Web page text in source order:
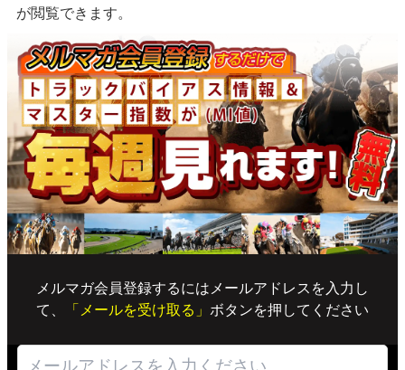
が閲覧できます。
メルマガ会員登録するにはメールアドレスを入力し
て、
「メールを受け取る」 ボタンを押してください